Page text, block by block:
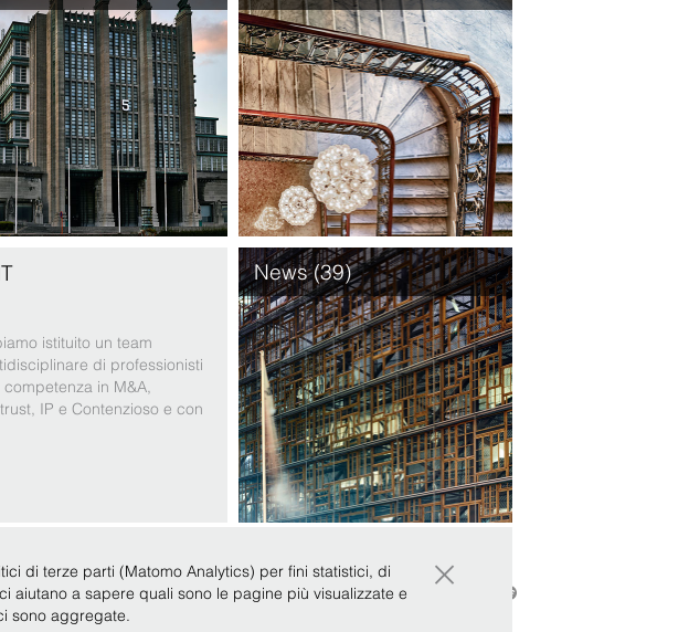
istituito un team
di professionisti
in M&A,
IP e Contenzioso e con
…
News (39)
| Privacy | Policy | Codice Etico | Whistleblowing
di terze parti (Matomo Analytics) per fini statistici, di
aiutano a sapere quali sono le pagine più visualizzate e
sono aggregate.
×